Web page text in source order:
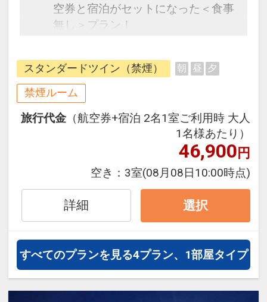
空券と宿泊がセットになった＜食事
無し＞プラン！
JR[ユニバーサルシティ駅」徒歩10
分（最寄りは桜島駅徒歩4分）
Zepp大阪ベイサイドに隣接するので
ライブやイベント時の利用が◎！テ
ーマパークまでも徒歩圏内です。
1階は「花畑」、2階は「ジャング
ル」、3階は「宇宙」とフロア毎に
コンセプトを分け、遊び心と楽しさ
ションが豊富なのでファミリーにも
グループにも最適！何度泊まって
客室＆ロビーで無線LAN（Wi-Fl）完
備。
スタンダードツイン（禁煙） 朝 昼 夕
禁煙ルーム
旅行代金 （航空券+宿泊 2名1室ご利用時 大人
1名様あたり）
46,900円
空き： 3室(08月08日10:00時点)
詳細 選択
すべてのプランを見る4プラン、1部屋タイプ